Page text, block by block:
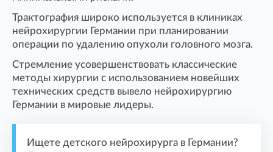
Трактография широко используется в клиниках
нейрохирургии Германии при планировании
операции по удалению опухоли головного мозга.
Стремление усовершенствовать классические
методы хирургии с использованием новейших
технических средств вывело нейрохирургию
Германии в мировые лидеры.
Ищете детского нейрохирурга в Германии?